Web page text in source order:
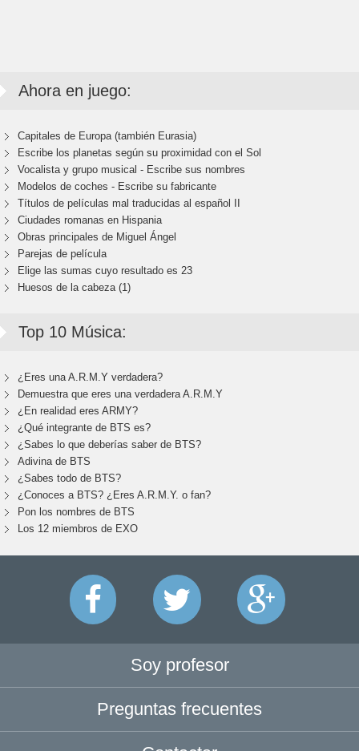
Ahora en juego:
Capitales de Europa (también Eurasia)
Escribe los planetas según su proximidad con el Sol
Vocalista y grupo musical - Escribe sus nombres
Modelos de coches - Escribe su fabricante
Títulos de películas mal traducidas al español II
Ciudades romanas en Hispania
Obras principales de Miguel Ángel
Parejas de película
Elige las sumas cuyo resultado es 23
Huesos de la cabeza (1)
Top 10 Música:
¿Eres una A.R.M.Y verdadera?
Demuestra que eres una verdadera A.R.M.Y
¿En realidad eres ARMY?
¿Qué integrante de BTS es?
¿Sabes lo que deberías saber de BTS?
Adivina de BTS
¿Sabes todo de BTS?
¿Conoces a BTS? ¿Eres A.R.M.Y. o fan?
Pon los nombres de BTS
Los 12 miembros de EXO
Soy profesor
Preguntas frecuentes